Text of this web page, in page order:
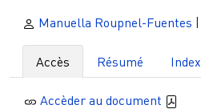
Manuella Roupnel-Fuentes |
Accès Résumé Index
Accèder au document